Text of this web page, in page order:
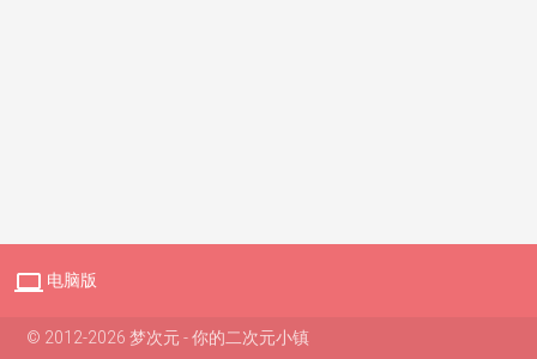
 电脑版
© 2012-2026 梦次元 - 你的二次元小镇